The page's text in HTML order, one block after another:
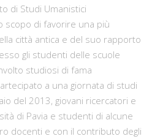
di Studi Umanistici
scopo di favorire una più
città antica e del suo rapporto
gli studenti delle scuole
studiosi di fama
a una giornata di studi
del 2013, giovani ricercatori e
di Pavia e studenti di alcune
docenti e con il contributo degli